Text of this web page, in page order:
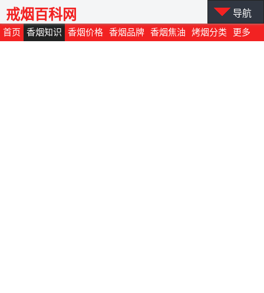
首页 香烟知识 香烟价格 香烟品牌 香烟焦油 烤烟分类 更多
戒烟百科网 导航